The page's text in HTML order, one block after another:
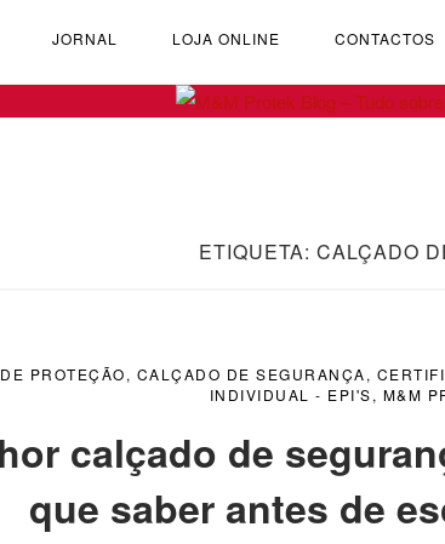
JORNAL LOJA ONLINE CONTACTOS
ETIQUETA: CALÇADO
PROTEÇÃO, CALÇADO DE SEGURANÇA,
INDIVIDUAL - EPI'S, M&M
calçado de
que saber antes de